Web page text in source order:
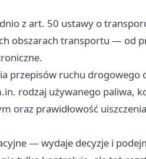
z art. 50 ustawy o
obszarach transportu — od
przepisów ruchu drogowego
rodzaj używanego paliwa,
prawidłowość
— wydaje decyzje i